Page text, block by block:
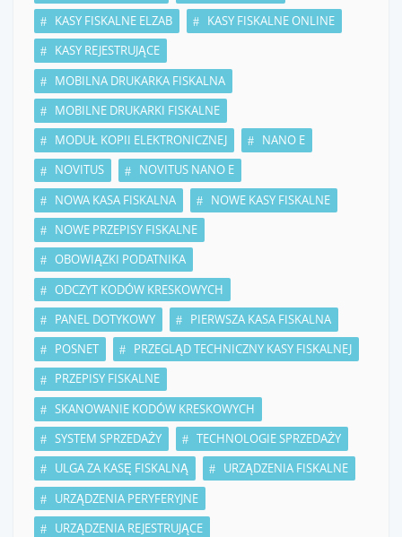
KASY FISKALNE ELZAB
KASY FISKALNE ONLINE
KASY REJESTRUJĄCE
MOBILNA DRUKARKA FISKALNA
MOBILNE DRUKARKI FISKALNE
MODUŁ KOPII ELEKTRONICZNEJ
NANO E
NOVITUS
NOVITUS NANO E
NOWA KASA FISKALNA
NOWE KASY FISKALNE
NOWE PRZEPISY FISKALNE
OBOWIĄZKI PODATNIKA
ODCZYT KODÓW KRESKOWYCH
PANEL DOTYKOWY
PIERWSZA KASA FISKALNA
POSNET
PRZEGLĄD TECHNICZNY KASY FISKALNEJ
PRZEPISY FISKALNE
SKANOWANIE KODÓW KRESKOWYCH
SYSTEM SPRZEDAŻY
TECHNOLOGIE SPRZEDAŻY
ULGA ZA KASĘ FISKALNĄ
URZĄDZENIA FISKALNE
URZĄDZENIA PERYFERYJNE
URZĄDZENIA REJESTRUJĄCE